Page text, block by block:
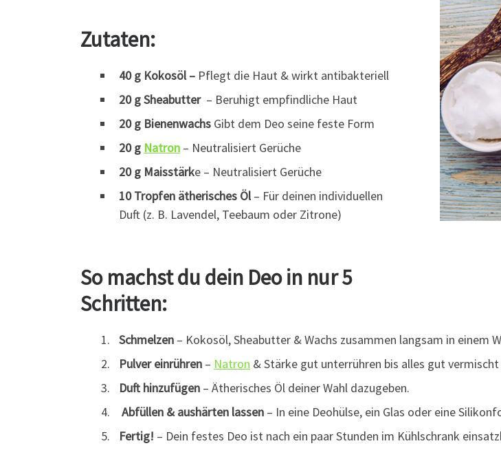
Zutaten:
40 g Kokosöl – Pflegt die Haut & wirkt antibakteriell
20 g Sheabutter– Beruhigt empfindliche Haut
20 g Bienenwachs Gibt dem Deo seine feste Form
20 g Natron – Neutralisiert Gerüche
20 g Maisstärke – Neutralisiert Gerüche
10 Tropfen ätherisches Öl– Für deinen individuellen
Duft (z. B. Lavendel, Teebaum oder Zitrone)
So machst du dein Deo in nur 5
Schritten:
Schmelzen – Kokosöl, Sheabutter & Wachs zusammen langsam in einem
Pulver einrühren – Natron & Stärke gut unterrühren bis alles gut
Duft hinzufügen – Ätherisches Öl deiner Wahl dazugeben.
Abfüllen & aushärten lassen – In eine Deohülse, ein Glas oder eine
Fertig! – Dein festes Deo ist nach ein paar Stunden im Kühlschrank